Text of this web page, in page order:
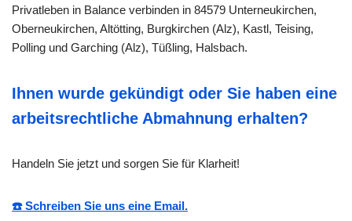
Privatleben in Balance verbinden in 84579 Unterneukirchen,
Oberneukirchen, Altötting, Burgkirchen (Alz), Kastl, Teising,
Polling und Garching (Alz), Tüßling, Halsbach.
Ihnen wurde gekündigt oder Sie haben eine
arbeitsrechtliche Abmahnung erhalten?
Handeln Sie jetzt und sorgen Sie für Klarheit!
☎️ Schreiben Sie uns eine Email.